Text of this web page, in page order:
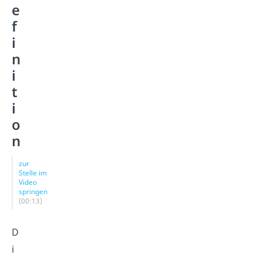
e
f
i
n
i
t
i
o
n
zur
Stelle im
Video
springen
(00:13)
D
i